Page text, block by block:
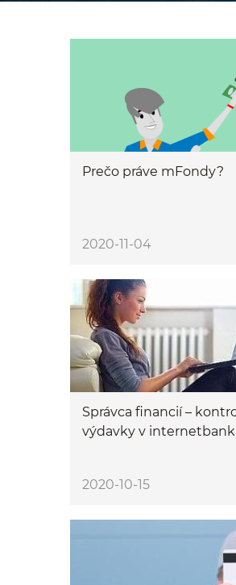
Prečo práve mFondy?
2020-11-04
Správca financií –
výdavky v
2020-10-15